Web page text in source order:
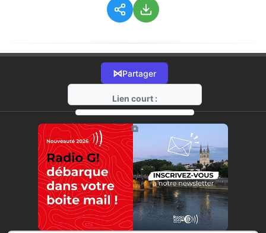
⋈Partager
Lien court :
https://radio-g.fr?19525
⧉